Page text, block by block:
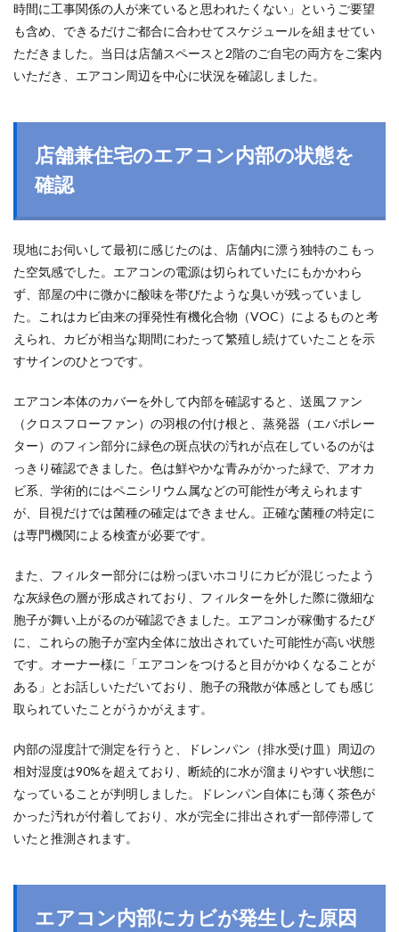
時間に工事関係の人が来ていると思われたくない」というご要望
も含め、できるだけご都合に合わせてスケジュールを組ませてい
ただきました。当日は店舗スペースと2階のご自宅の両方をご案内
いただき、エアコン周辺を中心に状況を確認しました。
店舗兼住宅のエアコン内部の状態を
確認
現地にお伺いして最初に感じたのは、店舗内に漂う独特のこもっ
た空気感でした。エアコンの電源は切られていたにもかかわら
ず、部屋の中に微かに酸味を帯びたような臭いが残っていまし
た。これはカビ由来の揮発性有機化合物（VOC）によるものと考
えられ、カビが相当な期間にわたって繁殖し続けていたことを示
すサインのひとつです。
エアコン本体のカバーを外して内部を確認すると、送風ファン
（クロスフローファン）の羽根の付け根と、蒸発器（エバポレー
ター）のフィン部分に緑色の斑点状の汚れが点在しているのがは
っきり確認できました。色は鮮やかな青みがかった緑で、アオカ
ビ系、学術的にはペニシリウム属などの可能性が考えられます
が、目視だけでは菌種の確定はできません。正確な菌種の特定に
は専門機関による検査が必要です。
また、フィルター部分には粉っぽいホコリにカビが混じったよう
な灰緑色の層が形成されており、フィルターを外した際に微細な
胞子が舞い上がるのが確認できました。エアコンが稼働するたび
に、これらの胞子が室内全体に放出されていた可能性が高い状態
です。オーナー様に「エアコンをつけると目がかゆくなることが
ある」とお話しいただいており、胞子の飛散が体感としても感じ
取られていたことがうかがえます。
内部の湿度計で測定を行うと、ドレンパン（排水受け皿）周辺の
相対湿度は90%を超えており、断続的に水が溜まりやすい状態に
なっていることが判明しました。ドレンパン自体にも薄く茶色が
かった汚れが付着しており、水が完全に排出されず一部停滞して
いたと推測されます。
エアコン内部にカビが発生した原因